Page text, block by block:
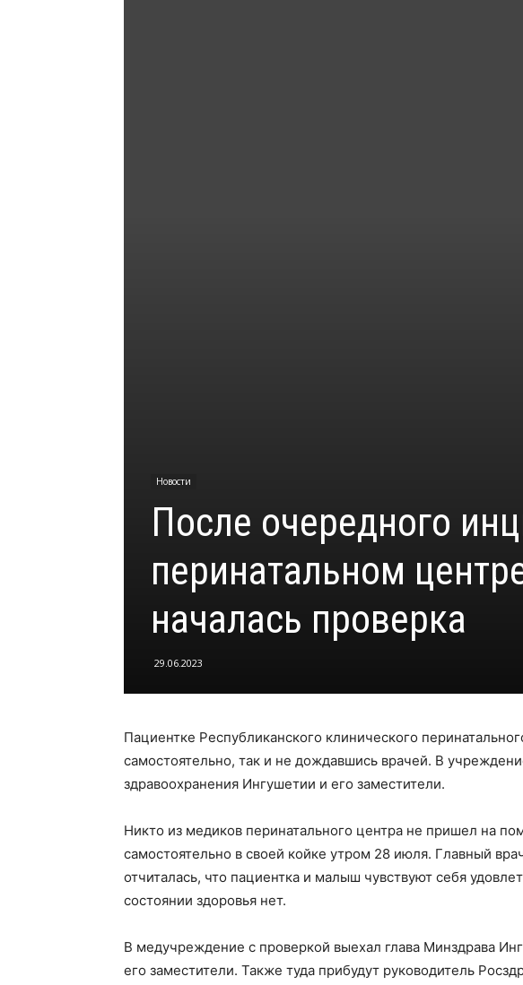
Новости
После очередного
перинатальном
началась проверка
29.06.2023
Пациентке Республиканского клинического
самостоятельно, так и не дождавшись врачей. В
здравоохранения Ингушетии и его заместители.
Никто из медиков перинатального центра не пришел на
самостоятельно в своей койке утром 28 июля. Главный
отчиталась, что пациентка и малыш чувствуют себя
состоянии здоровья нет.
В медучреждение с проверкой выехал глава Минздрава
его заместители. Также туда прибудут руководитель